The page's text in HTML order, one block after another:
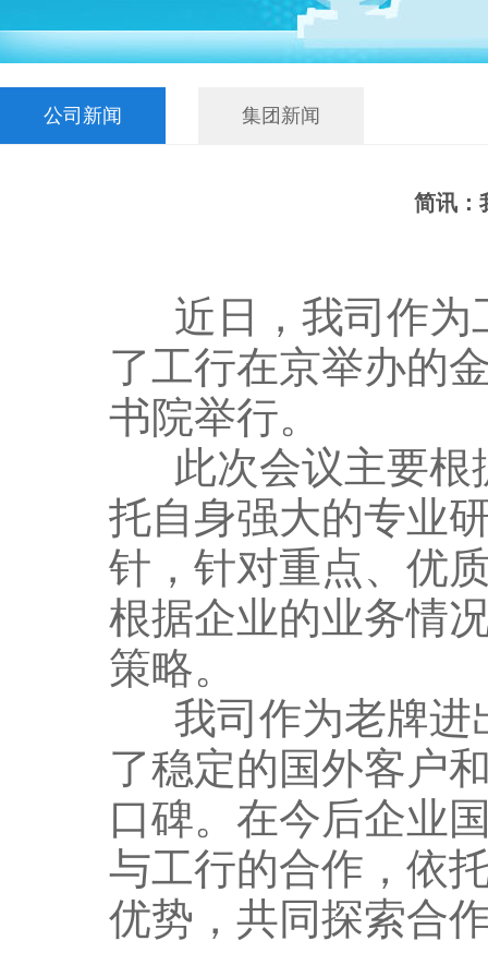
公司新闻 集团新闻
简讯：
近日，我司作为
了工行在京举办的
书院举行。
此次会议主要
托自身强大的专业
针，针对重点、优
根据企业的业务情
策略。
我司作为老牌进
了稳定的国外客户
口碑。在今后企业
与工行的合作，依
优势，共同探索合